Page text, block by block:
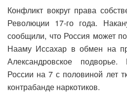
Конфликт вокруг права
Революции 17-го года.
сообщили, что Россия может
Нааму Иссахар в обмен на
Александровское
России на 7 с половиной лет
контрабанде наркотиков.